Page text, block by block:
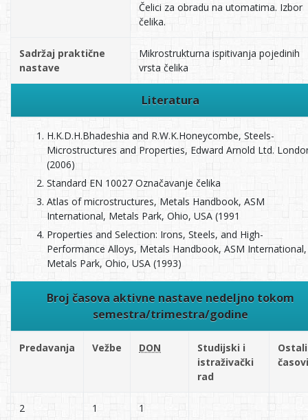
Čelici za obradu na utomatima. Izbor
čelika.
Sadržaj praktične
nastave
Mikrostrukturna ispitivanja pojedinih
vrsta čelika
Literatura
H.K.D.H.Bhadeshia and R.W.K.Honeycombe, Steels-
Microstructures and Properties, Edward Arnold Ltd.
(2006)
Standard EN 10027 Označavanje čelika
Atlas of microstructures, Metals Handbook, ASM
International, Metals Park, Ohio, USA (1991
Properties and Selection: Irons, Steels, and High-
Performance Alloys, Metals Handbook, ASM International,
Metals Park, Ohio, USA (1993)
Broj časova aktivne nastave nedeljno tokom
semestra/trimestra/godine
Predavanja Vežbe DON
Studijski i
istraživački
rad
Ostali
časovi
2 1 1